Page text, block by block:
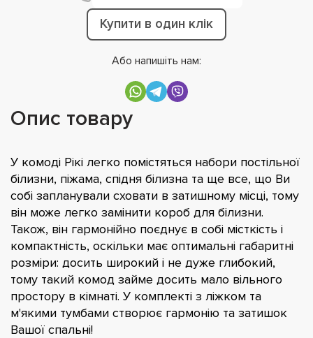
Купити в один клік
Або напишіть нам:
Опис товару
У комоді Рікі легко помістяться набори постільної
білизни, піжама, спідня білизна та ще все, що Ви
собі запланували сховати в затишному місці, тому
він може легко замінити короб для білизни.
Також, він гармонійно поєднує в собі місткість і
компактність, оскільки має оптимальні габаритні
розміри: досить широкий і не дуже глибокий,
тому такий комод займе досить мало вільного
простору в кімнаті. У комплекті з ліжком та
м'якими тумбами створює гармонію та затишок
Вашої спальні!